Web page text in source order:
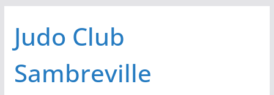
contenu
Judo Club
Sambreville